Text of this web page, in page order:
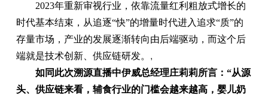
2023年重新审视行业，依靠流量红利粗放式增长的
时代基本结束，从追逐“快”的增量时代进入追求“质”的
存量市场，产业的发展逐渐转向由后端驱动，而这个后
端就是技术创新、供应链研发。 ,
如同此次溯源直播中伊威总经理庄莉莉所言：“从源
头、供应链来看，辅食行业的门槛会越来越高，婴儿奶